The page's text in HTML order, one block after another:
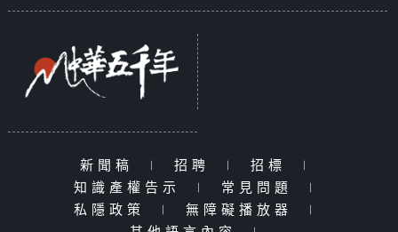
新聞稿 | 招聘 | 招標
|
知識產權告示
| 常見問題
|
私隱政策
| 無障礙播放器
|